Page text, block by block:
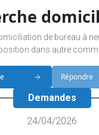
de bureau à
dans autre
Répondre
Demandes
24/04/2026